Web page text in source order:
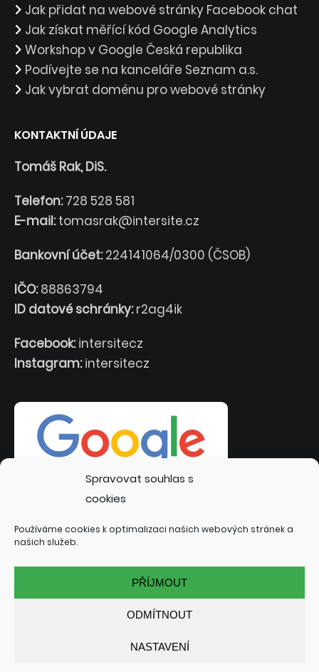
Spravovat souhlas s
cookies
Používáme cookies k optimalizaci našich webových stránek a
našich služeb.
PŘÍJMOUT
ODMÍTNOUT
NASTAVENÍ
Jak přidat na webové stránky Facebook chat
Jak získat měřící kód Google Analytics
Workshop v Google Česká republika
Podívejte se na kanceláře Seznam a.s.
Jak vybrat doménu pro webové stránky
KONTAKTNÍ ÚDAJE
Tomáš Rak, DiS.
Telefon: 728 528 581
E-mail: tomasrak@intersite.cz
Bankovní účet:224141064/0300 (ČSOB)
IČO:88863794
ID datové schránky:r2ag4ik
Facebook: intersitecz
Instagram: intersitecz
© 2022 INTERSITE.CZ | TVORBA WEBOVÝCH STRÁNEK: